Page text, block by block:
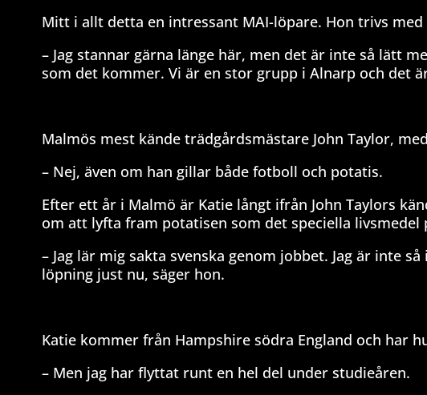
Mitt i allt detta en intressant MAI-löpare. Hon trivs
– Jag stannar gärna länge här, men det är inte så lätt
som det kommer. Vi är en stor grupp i Alnarp och det
Malmös mest kände trädgårdsmästare John Taylor,
– Nej, även om han gillar både fotboll och potatis.
Efter ett år i Malmö är Katie långt ifrån John Taylors
om att lyfta fram potatisen som det speciella livsmedel
– Jag lär mig sakta svenska genom jobbet. Jag är inte
löpning just nu, säger hon.
Katie kommer från Hampshire södra England och har
– Men jag har flyttat runt en hel del under studieåren.